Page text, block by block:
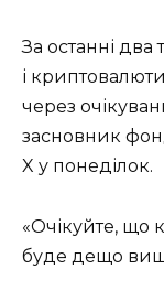
За останні два
і
через
засновник
X у понеділок.
«Очікуйте, що
буде дещо